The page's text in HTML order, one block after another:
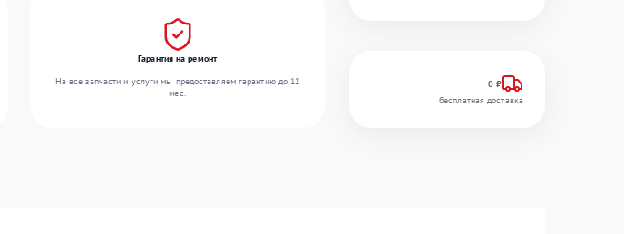
Гарантия на ремонт
На все запчасти и услуги мы предоставляем гарантию до 12
мес.
0 ₽
бесплатная доставка